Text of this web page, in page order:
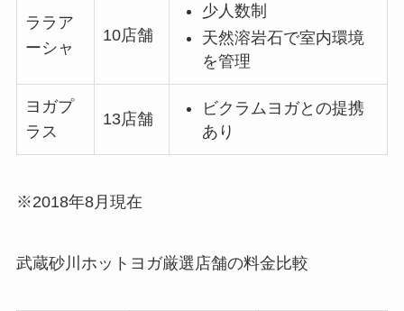
ララア
ーシャ
10店舗
少人数制
天然溶岩石で室内環境
を管理
ヨガプ
ラス
13店舗
ビクラムヨガとの提携
あり
※2018年8月現在
武蔵砂川ホットヨガ厳選店舗の料金比較